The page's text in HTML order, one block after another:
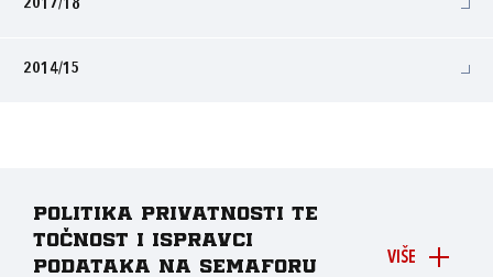
2017/18
2014/15
VIŠE
Politika privatnosti te
točnost i ispravci
podataka na Semaforu